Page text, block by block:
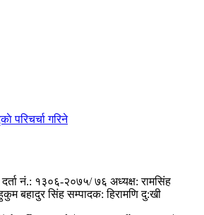
परिचर्चा गरिने
नं.: १३०६-२०७५/ ७६ अध्यक्ष: रामसिंह
बहादुर सिंह सम्पादक: हिरामणि दु:खी